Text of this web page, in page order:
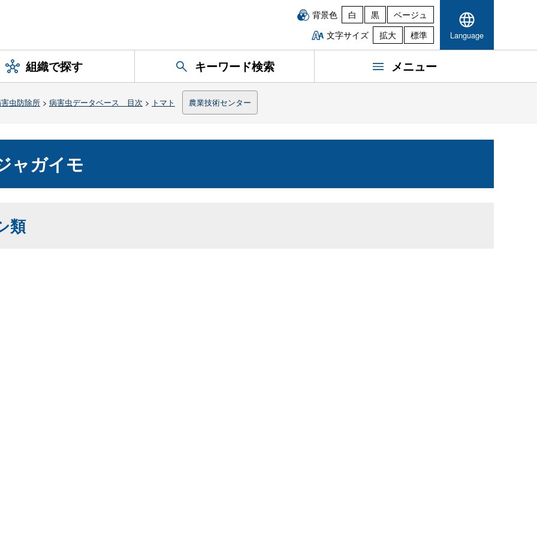
背景色 白 黒
ベージュ
文字サイズ
拡大 標準 Language
組織で探す キーワード検索 メニュー
虫防除所 > 病害虫データベース 目次 > トマト 農業技術センター
ャガイモ
類